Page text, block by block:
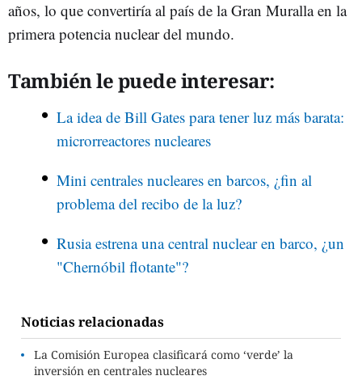
años, lo que convertiría al país de la Gran Muralla en la
primera potencia nuclear del mundo.
También le puede interesar:
La idea de Bill Gates para tener luz más barata:
microrreactores nucleares
Mini centrales nucleares en barcos, ¿fin al
problema del recibo de la luz?
Rusia estrena una central nuclear en barco, ¿un
"Chernóbil flotante"?
Noticias relacionadas
La Comisión Europea clasificará como ‘verde’ la
inversión en centrales nucleares